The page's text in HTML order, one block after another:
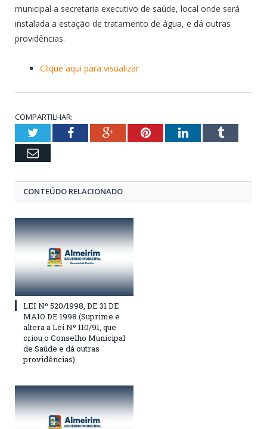
municipal a secretaria executivo de saúde, local onde será
instalada a estação de tratamento de água, e dá outras
providências.
Clique aqui para visualizar
COMPARTILHAR:
TwitterFacebookGoogle+PinterestLinkedInTumblr
Email
CONTEÚDO RELACIONADO
LEI Nº 520/1998, DE 31 DE
MAIO DE 1998 (Suprime e
altera a Lei Nº 110/91, que
criou o Conselho Municipal
de Saúde e dá outras
providências)